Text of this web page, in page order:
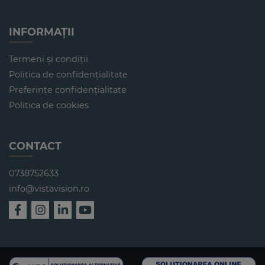
INFORMAȚII
Termeni și condiții
Politica de confidențialitate
Preferințe confidențialitate
Politica de cookies
CONTACT
0738752633
info@vistavision.ro